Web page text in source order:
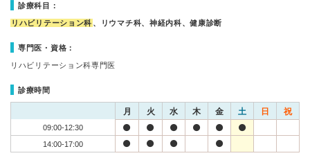
診療科目：
リハビリテーション科 、リウマチ科、神経内科、健康診断
専門医・資格：
リハビリテーション科専門医
診療時間
月 火 水 木 金 土 日 祝
09:00-12:30
14:00-17:00